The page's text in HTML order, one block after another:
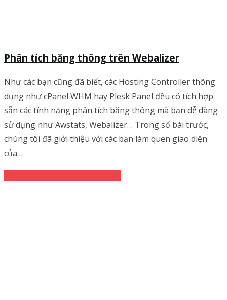
Phân tích băng thông trên Webalizer
Như các bạn cũng đã biết, các Hosting Controller thông
dụng như cPanel WHM hay Plesk Panel đều có tích hợp
sẵn các tính năng phân tích băng thông mà bạn dễ dàng
sử dụng như Awstats, Webalizer… Trong số bài trước,
chúng tôi đã giới thiệu với các bạn làm quen giao diện
của…